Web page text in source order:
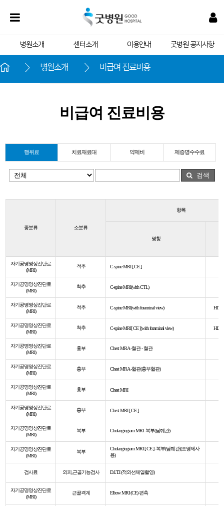
병원소개 센터소개 이용안내 굿병원 공지사항
병원소개
의료진 소개
병원 둘러보기
비급여 진료비용
비급여 진료비용
행위료 치료재료대 약제비 제증명수수료
검색
중분류 소분류
항목
명칭
자기공명영상진단료
(MRI)
척추 C-spine MRI [ CE ]
자기공명영상진단료
(MRI)
척추 C-spine MRI(with CTL)
자기공명영상진단료
(MRI)
척추 C-spine MRI(with foraminal view)
자기공명영상진단료
(MRI)
척추 C-spine MRI[ CE ](with foraminal view)
자기공명영상진단료
(MRI)
흉부 Chest MRA -혈관 - 혈관
자기공명영상진단료
(MRI)
흉부 Chest MRA -혈관(흉부혈관)
자기공명영상진단료
(MRI)
흉부 Chest MRI
자기공명영상진단료
(MRI)
흉부 Chest MRI [ CE ]
자기공명영상진단료
(MRI)
복부 Cholangiogram MRI -복부(담췌관)
자기공명영상진단료
(MRI)
복부
Cholangiogram MRI [ CE ] -복부(담췌관)(조영제사
용)
검사료 외피,근골기능검사 D.I.T.I (적외선체열촬영)
자기공명영상진단료
(MRI)
근골격계 Elbow MRI (CE) 편측